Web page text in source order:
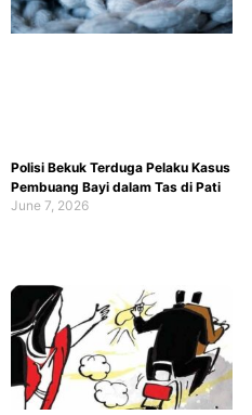
Polisi Bekuk Terduga Pelaku Kasus
Pembuang Bayi dalam Tas di Pati
June 7, 2026